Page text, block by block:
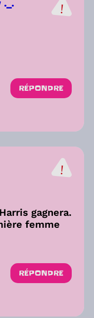
RÉPONDRE
gagnera.
femme
RÉPONDRE